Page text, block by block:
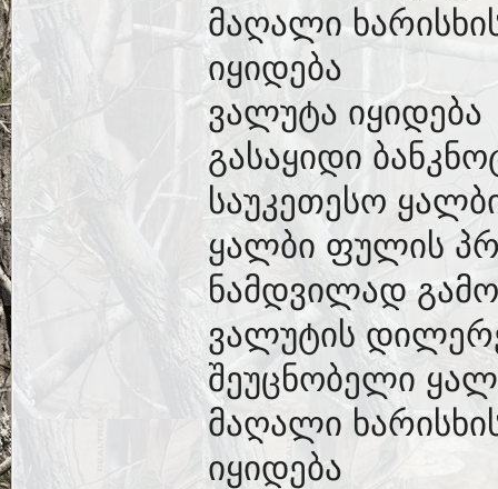
მაღალი
იყიდება
ვალუტა იყიდება
გასაყიდი
საუკეთესო
ყალბი ფულის
ნამდვილად
ვალუტის
შეუცნობელი
მაღალი
იყიდება